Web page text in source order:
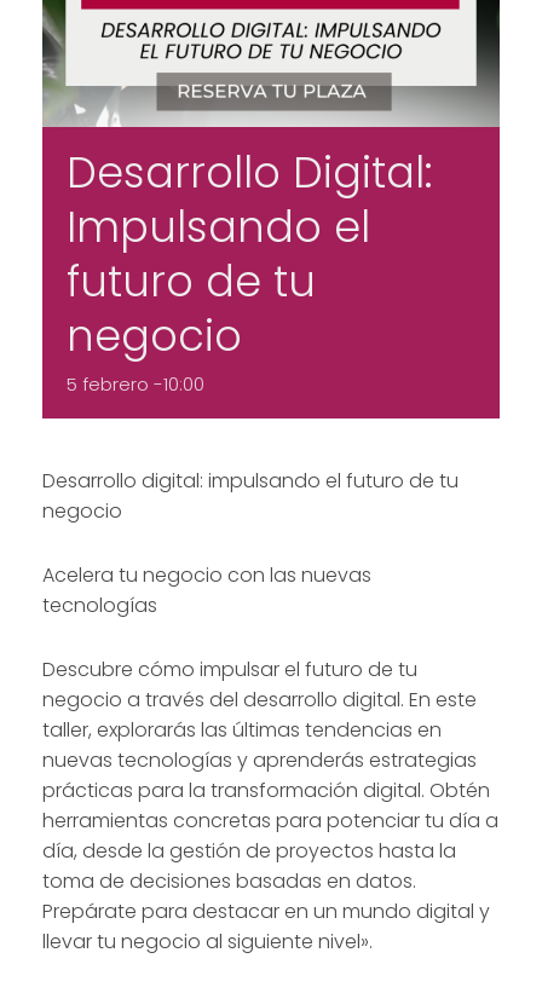
Desarrollo Digital:
Impulsando el
futuro de tu
negocio
5 febrero -10:00
Desarrollo digital: impulsando el futuro de tu
negocio
Acelera tu negocio con las nuevas
tecnologías
Descubre cómo impulsar el futuro de tu
negocio a través del desarrollo digital. En este
taller, explorarás las últimas tendencias en
nuevas tecnologías y aprenderás estrategias
prácticas para la transformación digital. Obtén
herramientas concretas para potenciar tu día a
día, desde la gestión de proyectos hasta la
toma de decisiones basadas en datos.
Prepárate para destacar en un mundo digital y
llevar tu negocio al siguiente nivel».